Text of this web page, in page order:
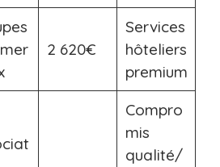
2 620€
Services
hôteliers
premium
Compro
mis
qualité/